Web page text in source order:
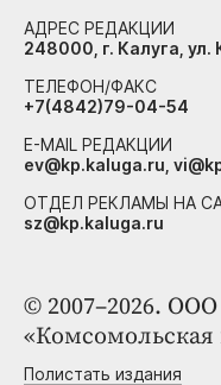
© 2007–2026.
«Комсомольская
Полистать издания
АДРЕС РЕДАКЦИИ
248000, г. Калуга,
ТЕЛЕФОН/ФАКС
+7(4842)79-04-54
E-MAIL РЕДАКЦИИ
ev@kp.kaluga.ru,
ОТДЕЛ РЕКЛАМЫ НА
sz@kp.kaluga.ru